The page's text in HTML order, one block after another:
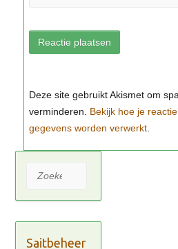
Bekijk hoe je reactie
gegevens worden verwerkt
Zoeken
Saitbeheer